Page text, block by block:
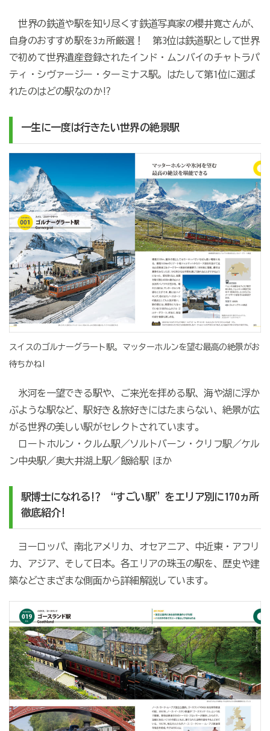
世界の鉄道や駅を知り尽くす鉄道写真家の櫻井寛さんが、
自身のおすすめ駅を3ヵ所厳選！ 第3位は鉄道駅として世界
で初めて世界遺産登録されたインド・ムンバイのチャトラパ
ティ・シヴァージー・ターミナス駅。はたして第1位に選ば
れたのはどの駅なのか!?
一生に一度は行きたい世界の絶景駅
スイスのゴルナーグラート駅。マッターホルンを望む最高の絶景がお
待ちかね!
氷河を一望できる駅や、ご来光を拝める駅、海や湖に浮か
ぶような駅など、駅好き＆旅好きにはたまらない、絶景が広
がる世界の美しい駅がセレクトされています。
ロートホルン・クルム駅／ソルトバーン・クリフ駅／ケル
ン中央駅／奥大井湖上駅／飯給駅 ほか
駅博士になれる !? “すごい駅”をエリア別に170ヵ所
徹底紹介!
ヨーロッパ、南北アメリカ、オセアニア、中近東・アフリ
カ、アジア、そして日本。各エリアの珠玉の駅を、歴史や建
築などさまざまな側面から詳細解説しています。